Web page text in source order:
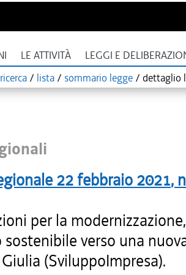
LE ATTIVITÀ LEGGI E
ricerca / lista / sommario legge / dettaglio
22 febbraio 2021,
per la
sostenibile verso una
(SviluppoImpresa).